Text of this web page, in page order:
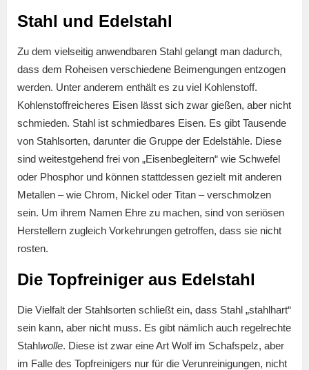
Stahl und Edelstahl
Zu dem vielseitig anwendbaren Stahl gelangt man dadurch,
dass dem Roheisen verschiedene Beimengungen entzogen
werden. Unter anderem enthält es zu viel Kohlenstoff.
Kohlenstoffreicheres Eisen lässt sich zwar gießen, aber nicht
schmieden. Stahl ist schmiedbares Eisen. Es gibt Tausende
von Stahlsorten, darunter die Gruppe der Edelstähle. Diese
sind weitestgehend frei von „Eisenbegleitern“ wie Schwefel
oder Phosphor und können stattdessen gezielt mit anderen
Metallen – wie Chrom, Nickel oder Titan – verschmolzen
sein. Um ihrem Namen Ehre zu machen, sind von seriösen
Herstellern zugleich Vorkehrungen getroffen, dass sie nicht
rosten.
Die Topfreiniger aus Edelstahl
Die Vielfalt der Stahlsorten schließt ein, dass Stahl „stahlhart“
sein kann, aber nicht muss. Es gibt nämlich auch regelrechte
Stahlwolle. Diese ist zwar eine Art Wolf im Schafspelz, aber
im Falle des Topfreinigers nur für die Verunreinigungen, nicht